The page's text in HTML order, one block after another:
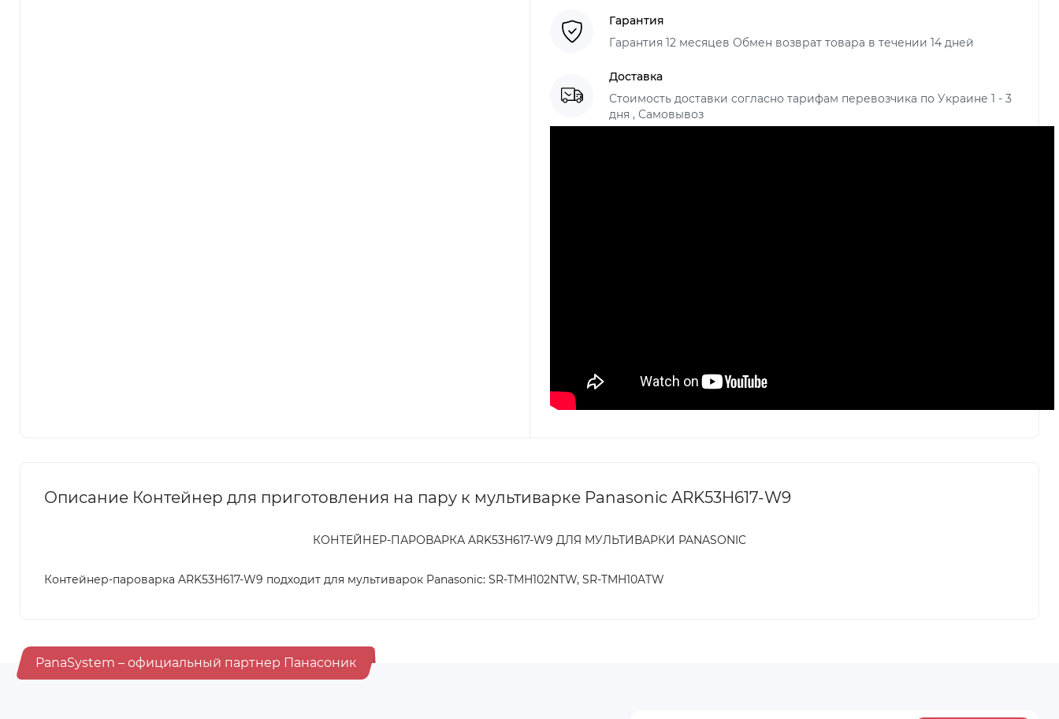
Гарантия
Гарантия 12 месяцев Обмен возврат товара в течении 14 дней
Доставка
Стоимость доставки согласно тарифам перевозчика по Украине 1 - 3
дня , Самовывоз
Описание Контейнер для приготовления на пару к мультиварке Panasonic ARK53H617-W9
КОНТЕЙНЕР-ПАРОВАРКА ARK53H617-W9 ДЛЯ МУЛЬТИВАРКИ PANASONIC
Контейнер-пароварка ARK53H617-W9 подходит для мультиварок Panasonic: SR-TMH102NTW, SR-TMH10ATW
PanaSystem – официальный партнер Панасоник